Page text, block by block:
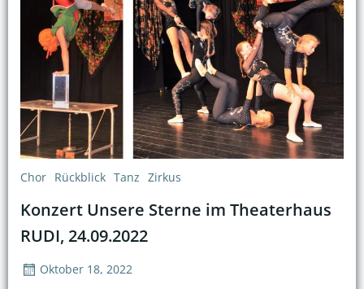
Chor Rückblick Tanz Zirkus
Konzert Unsere Sterne im Theaterhaus
RUDI, 24.09.2022
Oktober 18, 2022